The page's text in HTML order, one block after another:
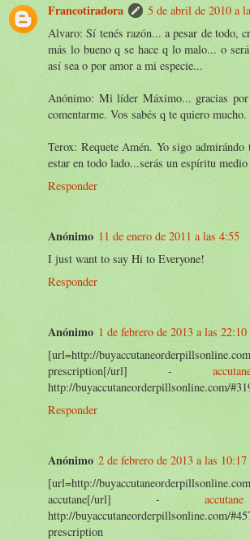
Francotiradora
5 de abril de 2010 a
Alvaro: Sí tenés razón... a pesar de todo,
más lo bueno q se hace q lo malo... o
así sea o por amor a mi especie...
Anónimo: Mi líder Máximo... gracias
comentarme. Vos sabés q te quiero mucho.
Terox: Requete Amén. Yo sigo admirándo
estar en todo lado...serás un espíritu medio
Responder
Anónimo 11 de enero de 2011 a las 4:55
I just want to say Hi to Everyone!
Responder
Anónimo 1 de febrero de 2013 a las 22:10
[url=http://
prescription[/url] -
http://buyaccutaneorderpillsonline.com/
Responder
Anónimo 2 de febrero de 2013 a las 10:17
[url=http://
accutane[/url] -
http://buyaccutaneorderpillsonline.com/
prescription